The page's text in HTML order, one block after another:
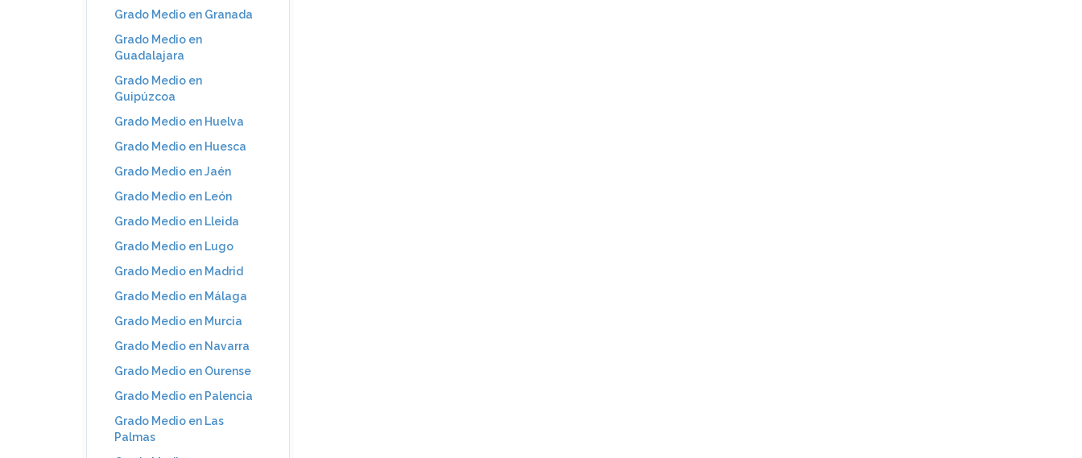
Grado Medio en Granada
Grado Medio en
Guadalajara
Grado Medio en
Guipúzcoa
Grado Medio en Huelva
Grado Medio en Huesca
Grado Medio en Jaén
Grado Medio en León
Grado Medio en Lleida
Grado Medio en Lugo
Grado Medio en Madrid
Grado Medio en Málaga
Grado Medio en Murcia
Grado Medio en Navarra
Grado Medio en Ourense
Grado Medio en Palencia
Grado Medio en Las
Palmas